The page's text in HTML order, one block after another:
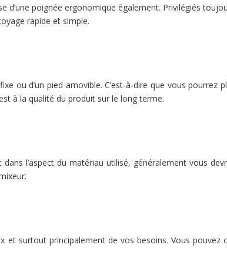
d’une poignée ergonomique également. Privilégiés
rapide et simple.
ou d’un pied amovible. C’est-à-dire que vous pourrez
à la qualité du produit sur le long terme.
l’aspect du matériau utilisé, généralement vous
et surtout principalement de vos besoins. Vous